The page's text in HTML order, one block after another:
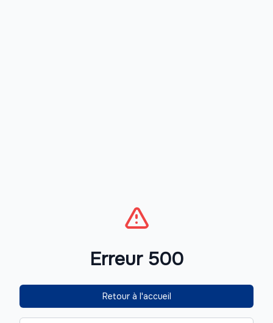
Erreur 500
Retour à l'accueil